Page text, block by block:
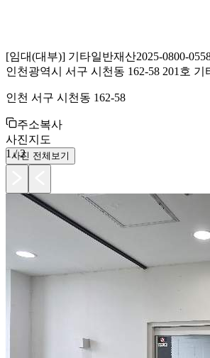
[임대(대부)] 기타일반재산2025-0800-
인천광역시 서구 시천동 162-58 201호
인천 서구 시천동 162-58
주소복사
사진지도
1 /2
사진 전체보기